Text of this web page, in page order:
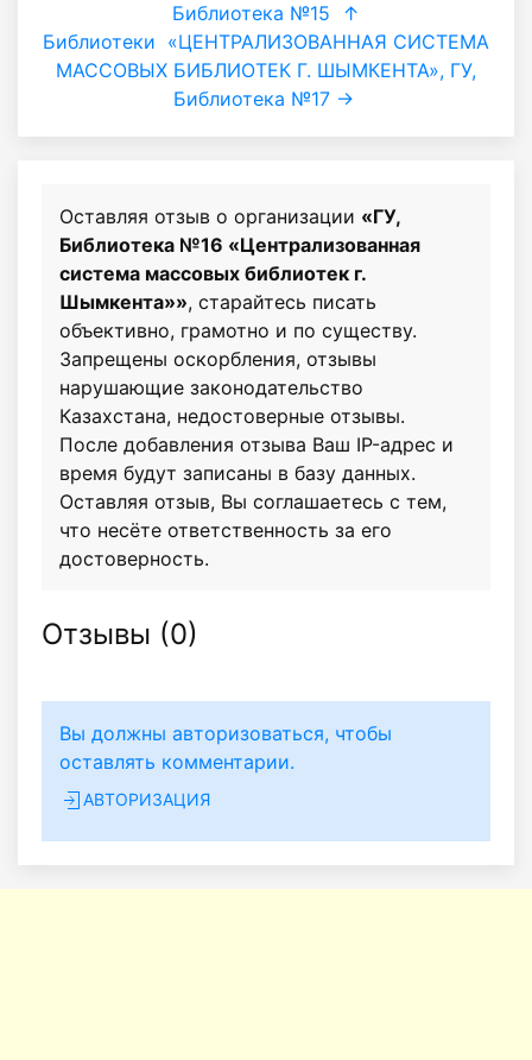
Библиотека №15
↑
Библиотеки «ЦЕНТРАЛИЗОВАННАЯ СИСТЕМА
МАССОВЫХ БИБЛИОТЕК Г. ШЫМКЕНТА», ГУ,
Библиотека №17 →
Оставляя отзыв о организации «ГУ,
Библиотека №16 «Централизованная
система массовых библиотек г.
Шымкента»», старайтесь писать
объективно, грамотно и по существу.
Запрещены оскорбления, отзывы
нарушающие законодательство
Казахстана, недостоверные отзывы.
После добавления отзыва Ваш IP-адрес и
время будут записаны в базу данных.
Оставляя отзыв, Вы соглашаетесь с тем,
что несёте ответственность за его
достоверность.
Отзывы (0)
Вы должны авторизоваться, чтобы
оставлять комментарии.
АВТОРИЗАЦИЯ